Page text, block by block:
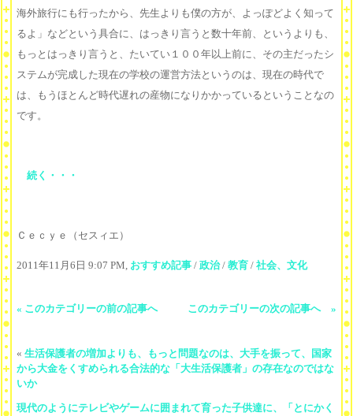
海外旅行にも行ったから、先生よりも僕の方が、よっぽどよく知って
るよ」などという具合に、はっきり言うと数十年前、というよりも、
もっとはっきり言うと、たいてい１００年以上前に、その主だったシ
ステムが完成した現在の学校の運営方法というのは、現在の時代で
は、もうほとんど時代遅れの産物になりかかっているということなの
です。
続く・・・
Ｃｅｃｙｅ（セスィエ）
2011年11月6日 9:07 PM, おすすめ記事 / 政治/ 教育 / 社会、文化
« このカテゴリーの前の記事へ このカテゴリーの次の記事へ »
« 生活保護者の増加よりも、もっと問題なのは、大手を振って、国家
から大金をくすめられる合法的な「大生活保護者」の存在なのではな
いか
現代のようにテレビやゲームに囲まれて育った子供達に、「とにかく